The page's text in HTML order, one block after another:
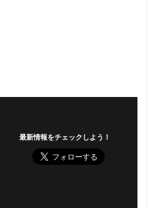
最新情報をチェックしよう！